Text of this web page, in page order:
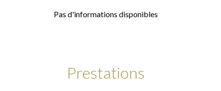
Pas d'informations disponibles
Prestations